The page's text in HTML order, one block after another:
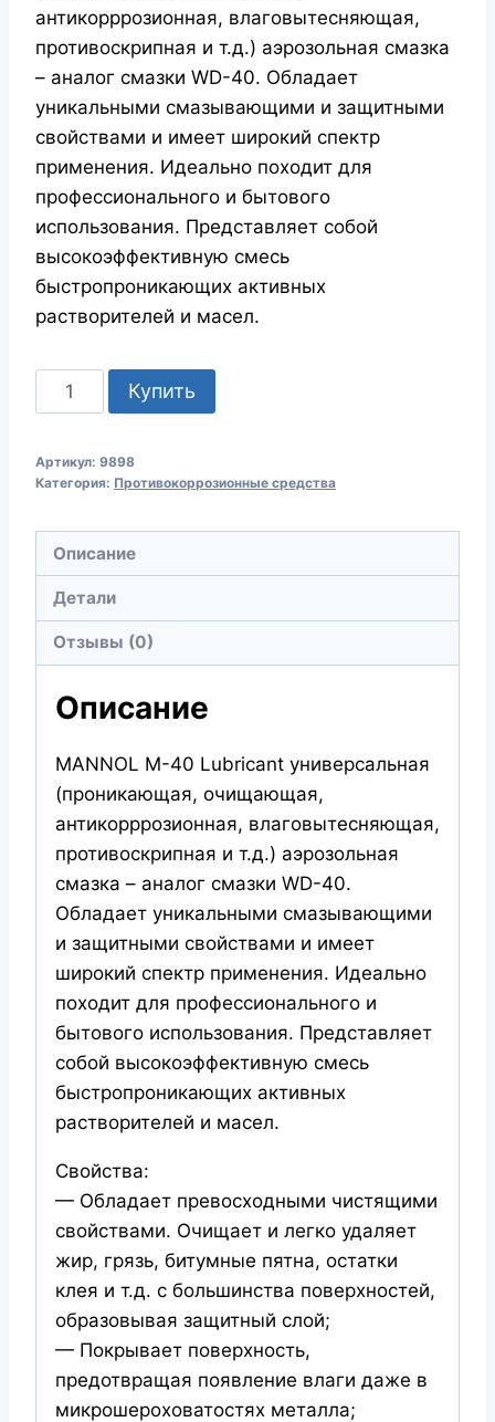
антикорррозионная, влаговытесняющая,
противоскрипная и т.д.) аэрозольная смазка
– аналог смазки WD-40. Обладает
уникальными смазывающими и защитными
свойствами и имеет широкий спектр
применения. Идеально походит для
профессионального и бытового
использования. Представляет собой
высокоэффективную смесь
быстропроникающих активных
растворителей и масел.
Количество
товара
M-
Lubricant
200ml
9898
Проникающая
смазка
Купить
Артикул: 9898
Категория: Противокоррозионные средства
Описание
Детали
Отзывы (0)
Описание
MANNOL M-40 Lubricant универсальная
(проникающая, очищающая,
антикорррозионная, влаговытесняющая,
противоскрипная и т.д.) аэрозольная
смазка – аналог смазки WD-40.
Обладает уникальными смазывающими
и защитными свойствами и имеет
широкий спектр применения. Идеально
походит для профессионального и
бытового использования. Представляет
собой высокоэффективную смесь
быстропроникающих активных
растворителей и масел.
Свойства:
— Обладает превосходными чистящими
свойствами. Очищает и легко удаляет
жир, грязь, битумные пятна, остатки
клея и т.д. с большинства поверхностей,
образовывая защитный слой;
— Покрывает поверхность,
предотвращая появление влаги даже в
микрошероховатостях металла;